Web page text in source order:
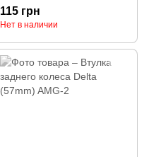
115 грн
Нет в наличии